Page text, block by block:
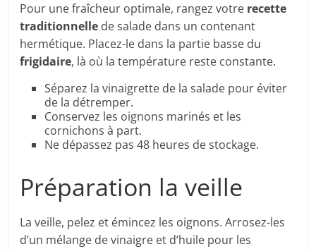
Pour une fraîcheur optimale, rangez votre recette
traditionnelle de salade dans un contenant
hermétique. Placez-le dans la partie basse du
frigidaire, là où la température reste constante.
Séparez la vinaigrette de la salade pour éviter
de la détremper.
Conservez les oignons marinés et les
cornichons à part.
Ne dépassez pas 48 heures de stockage.
Préparation la veille
La veille, pelez et émincez les oignons. Arrosez-les
d’un mélange de vinaigre et d’huile pour les